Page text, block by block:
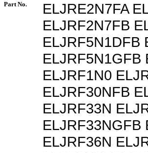
Part No.
ELJRE2N7FA
ELJRF2N7FB
ELJRF5N1DFB
ELJRF5N1GFB
ELJRF1N0
ELJRF30NFB
ELJRF33N
ELJRF33NGFB
ELJRF36N